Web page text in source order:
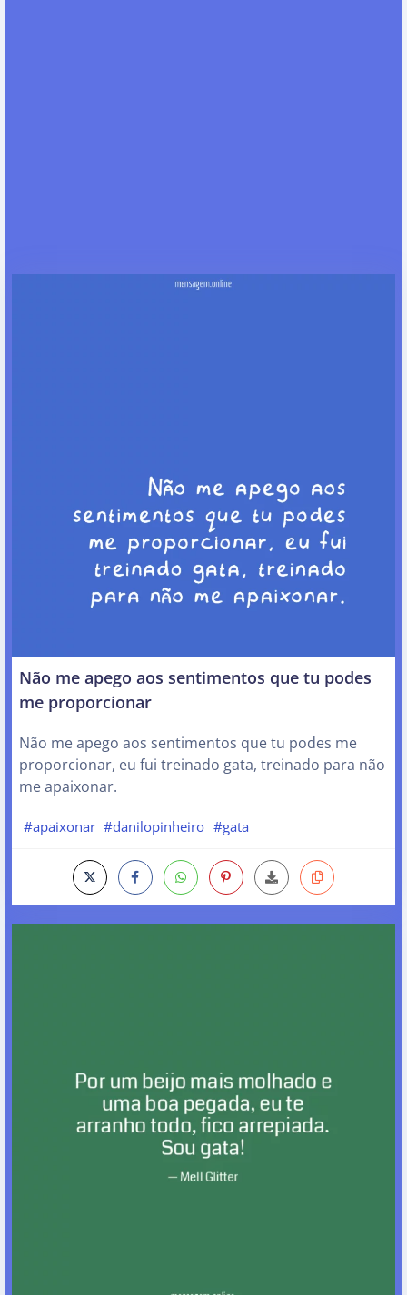
Não me apego aos sentimentos que tu podes
me proporcionar
Não me apego aos sentimentos que tu podes me
proporcionar, eu fui treinado gata, treinado para não
me apaixonar.
#apaixonar #danilopinheiro #gata